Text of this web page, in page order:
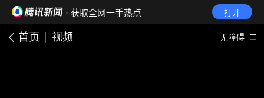
· 获取全网一手热点 打开
首页 视频 无障碍